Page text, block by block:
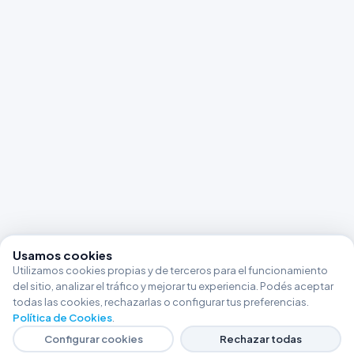
Usamos cookies
Utilizamos cookies propias y de terceros para el funcionamiento
del sitio, analizar el tráfico y mejorar tu experiencia. Podés aceptar
todas las cookies, rechazarlas o configurar tus preferencias.
Política de Cookies
Configurar cookies
Rechazar todas